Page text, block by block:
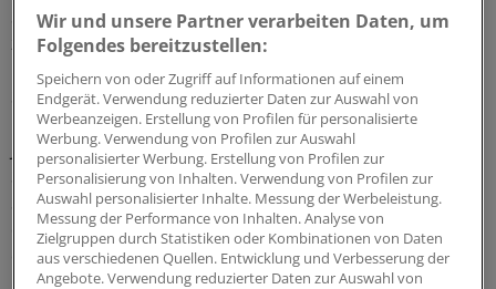
Studienautoren damit, dass der sensorische Kortex bis
zum Spätstadium der Alzheimer-Krankheit weitgehend
unbeschadet bleibt. Warum ist dann aber die
Schmerztoleranz vermindert?
Jensen-Dahm und Kollegen spekulieren, dass für den
Schwellenwert die sensorisch-diskriminierende
Schmerzverarbeitung entscheidend ist, die Toleranz
dagegen mehr von der kognitiven Bewertung und der
emotionalen Wahrnehmung von Schmerzen abhängt.
Wir und unsere Partner verarbeiten Daten, um
Folgendes bereitzustellen:
Speichern von oder Zugriff auf Informationen auf einem
Endgerät. Verwendung reduzierter Daten zur Auswahl von
Werbeanzeigen. Erstellung von Profilen für personalisierte
Werbung. Verwendung von Profilen zur Auswahl
personalisierter Werbung. Erstellung von Profilen zur
Personalisierung von Inhalten. Verwendung von Profilen zur
Auswahl personalisierter Inhalte. Messung der Werbeleistung.
Messung der Performance von Inhalten. Analyse von
Zielgruppen durch Statistiken oder Kombinationen von Daten
aus verschiedenen Quellen. Entwicklung und Verbesserung der
Angebote. Verwendung reduzierter Daten zur Auswahl von